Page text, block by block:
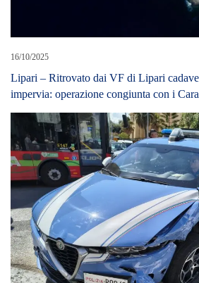
16/10/2025
Lipari – Ritrovato dai VF di Lipari
impervia: operazione congiunta con i